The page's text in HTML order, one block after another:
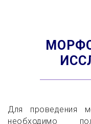
Для проведения
необходимо